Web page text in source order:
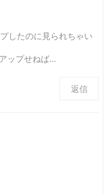
したのに見られちゃい
ップせねば…
返信